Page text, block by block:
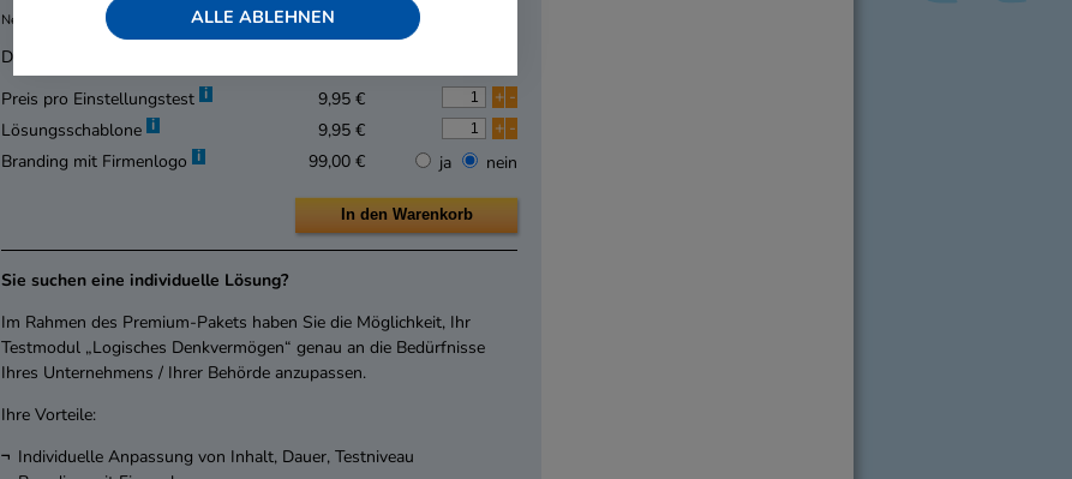
ALLE ABLEHNEN
Nettopreise zzgl. 19 % MwSt., pro Lieferung 5,- € Versandpauschale
Die Lieferzeit beträgt 1-2 Werktage.
Preis pro Einstellungstest i 9,95 € + -
Lösungsschablone i 9,95 € + -
Branding mit Firmenlogo i 99,00 € ja nein
Sie suchen eine individuelle Lösung?
Im Rahmen des Premium-Pakets haben Sie die Möglichkeit, Ihr
Testmodul „Logisches Denkvermögen“ genau an die Bedürfnisse
Ihres Unternehmens / Ihrer Behörde anzupassen.
Ihre Vorteile:
Individuelle Anpassung von Inhalt, Dauer, Testniveau